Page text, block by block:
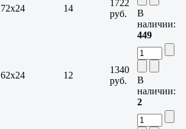
72х24 14
1722
руб.
В
наличии:
449
62х24 12
1340
руб.
В
наличии:
2